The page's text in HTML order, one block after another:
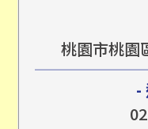
桃園市桃園
-